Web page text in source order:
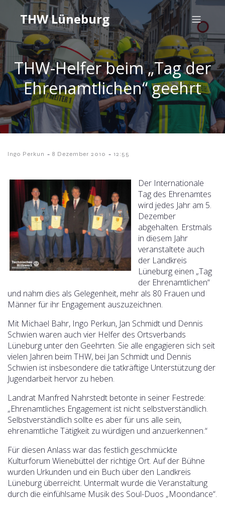
THW Lüneburg
THW-Helfer beim „Tag der
Ehrenamtlichen“ geehrt
Ingo Perkun - 8 Dezember 2010 - 12:55
Der Internationale
Tag des Ehrenamtes
wird jedes Jahr am 5.
Dezember
abgehalten. Erstmals
in diesem Jahr
veranstaltete auch
der Landkreis
Lüneburg einen „Tag
der Ehrenamtlichen“
und nahm dies als Gelegenheit, mehr als 80 Frauen und
Männer für ihr Engagement auszuzeichnen.
Mit Michael Bahr, Ingo Perkun, Jan Schmidt und Dennis
Schwien waren auch vier Helfer des Ortsverbands
Lüneburg unter den Geehrten. Sie alle engagieren sich seit
vielen Jahren beim THW, bei Jan Schmidt und Dennis
Schwien ist insbesondere die tatkräftige Unterstützung der
Jugendarbeit hervor zu heben.
Landrat Manfred Nahrstedt betonte in seiner Festrede:
„Ehrenamtliches Engagement ist nicht selbstverständlich.
Selbstverständlich sollte es aber für uns alle sein,
ehrenamtliche Tätigkeit zu würdigen und anzuerkennen.“
Für diesen Anlass war das festlich geschmückte
Kulturforum Wienebüttel der richtige Ort. Auf der Bühne
wurden Urkunden und ein Buch über den Landkreis
Lüneburg überreicht. Untermalt wurde die Veranstaltung
durch die einfühlsame Musik des Soul-Duos „Moondance“.